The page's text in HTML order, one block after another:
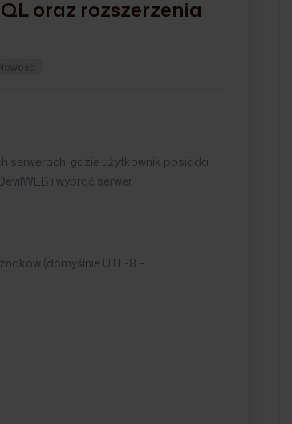
oraz rozszerzenia
serwerach, gdzie użytkownik posiada
i wybrać serwer.
(domyślnie UTF-8 –